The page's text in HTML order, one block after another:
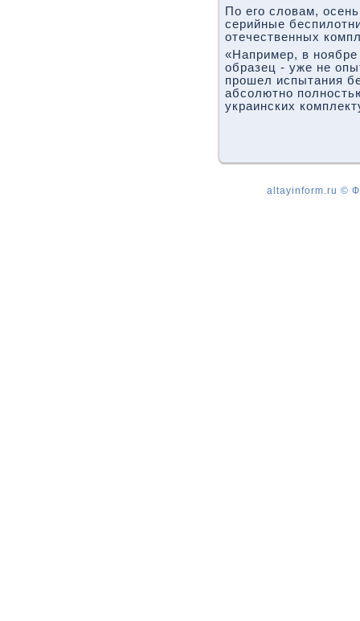
По его словам,
серийные
отечественных
«Например, в
образец - уже не
прошел испытания
абсолютно
украинских
altayinform.ru ©